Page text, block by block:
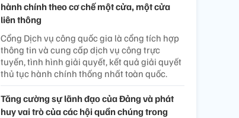
hành chính theo cơ chế một cửa, một cửa
liên thông
Cổng Dịch vụ công quốc gia là cổng tích hợp
thông tin và cung cấp dịch vụ công trực
tuyến, tình hình giải quyết, kết quả giải quyết
thủ tục hành chính thống nhất toàn quốc.
Tăng cường sự lãnh đạo của Đảng và phát
huy vai trò của các hội quần chúng trong